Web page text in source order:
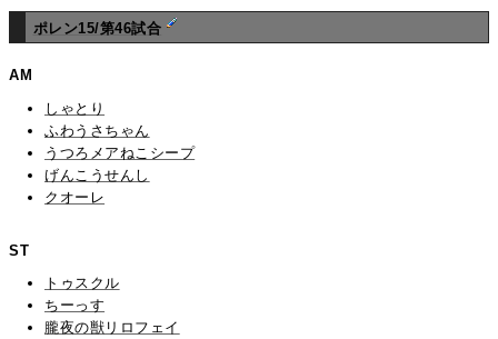
ポレン15/第46試合
AM
しゃとり
ふわうさちゃん
うつろメアねこシープ
げんこうせんし
クオーレ
ST
トゥスクル
ちーっす
朧夜の獣リロフェイ